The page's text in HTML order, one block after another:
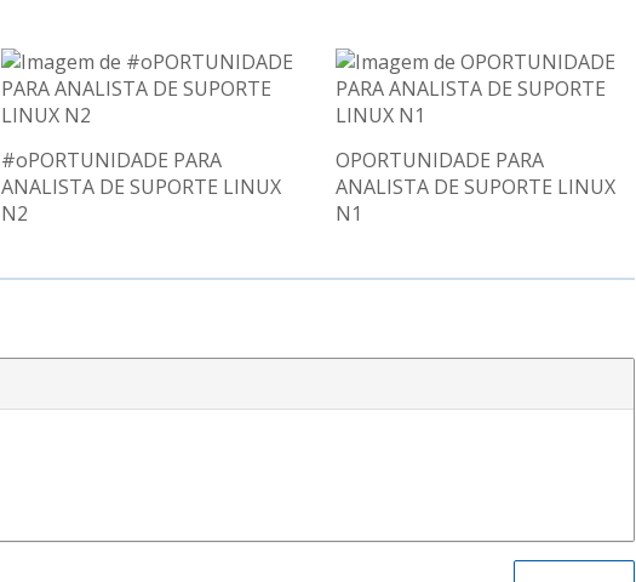
#oPORTUNIDADE PARA
ANALISTA DE SUPORTE LINUX
N2
OPORTUNIDADE PARA
ANALISTA DE SUPORTE LINUX
N1